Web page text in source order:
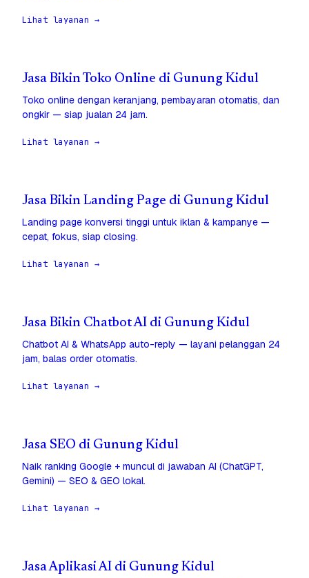
Lihat layanan →
Jasa Bikin Toko Online di Gunung Kidul
Toko online dengan keranjang, pembayaran otomatis, dan
ongkir — siap jualan 24 jam.
Lihat layanan →
Jasa Bikin Landing Page di Gunung Kidul
Landing page konversi tinggi untuk iklan & kampanye —
cepat, fokus, siap closing.
Lihat layanan →
Jasa Bikin Chatbot AI di Gunung Kidul
Chatbot AI & WhatsApp auto-reply — layani pelanggan 24
jam, balas order otomatis.
Lihat layanan →
Jasa SEO di Gunung Kidul
Naik ranking Google + muncul di jawaban AI (ChatGPT,
Gemini) — SEO & GEO lokal.
Lihat layanan →
Jasa Aplikasi AI di Gunung Kidul